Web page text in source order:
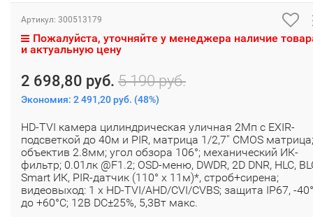
Артикул: 300513179
Пожалуйста, уточняйте у менеджера наличие
и актуальную цену
2 698,80 руб. 5 190 руб.
Экономия: 2 491,20 руб. (48%)
HD-TVI камера цилиндрическая уличная 2Мп с EXIR-
подсветкой до 40м и PIR, матрица 1/2,7'' CMOS матрица;
объектив 2.8мм; угол обзора 106°; механический ИК-
фильтр; 0.01лк @F1.2; OSD-меню, DWDR, 2D DNR, HLC,
Smart ИК, PIR-датчик (110° x 11м)*, строб+сирена;
видеовыход: 1 х HD-TVI/AHD/CVI/CVBS; защита IP67, -
до +60°С; 12В DC±25%, 5,3Вт макс.